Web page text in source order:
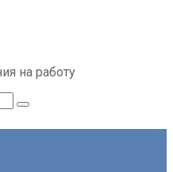
на работу